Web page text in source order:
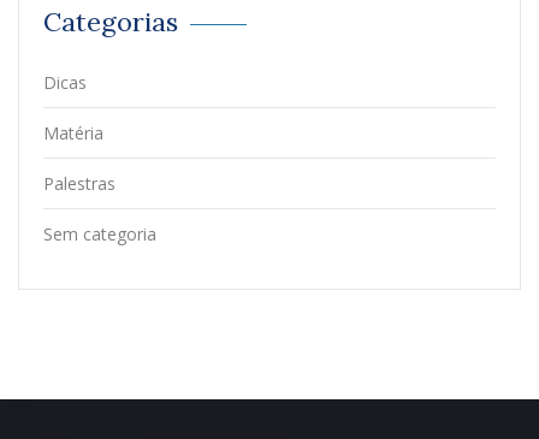
Categorias
Dicas
Matéria
Palestras
Sem categoria